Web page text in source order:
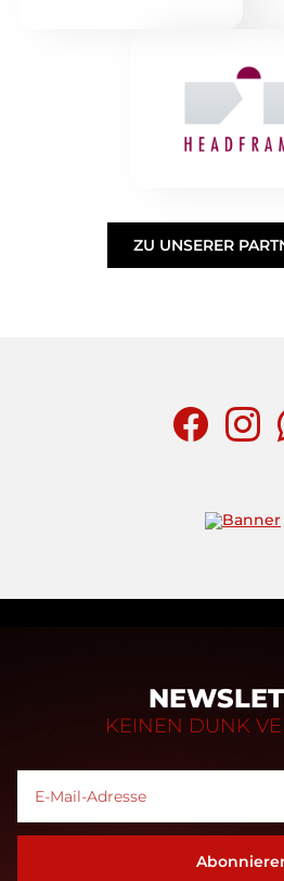
ZU UNSERER
KEINEN DUNK